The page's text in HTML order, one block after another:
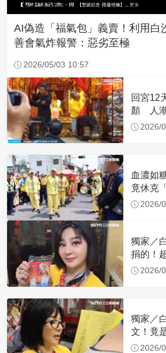
AI偽造「福氣包」義賣！利用
善會氣炸報警：惡劣至極
2026/05/03 10:57
回宮12
顏 人
2026/
血濃如
竟休克
倍」
2026/
獨家／
捐的！
蹟 一靠
2026/
獨家／
文！竟
布忍尿5
2026/